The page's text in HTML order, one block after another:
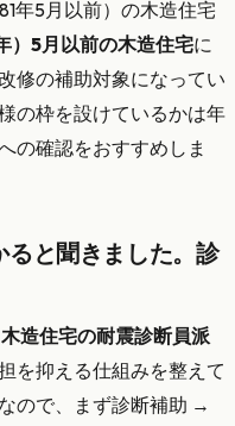
年5月以前）の木造住宅
）5月以前の木造住宅に
修の補助対象になってい
の枠を設けているかは年
の確認をおすすめしま
ると聞きました。診
木造住宅の耐震診断員派
を抑える仕組みを整えて
ので、まず診断補助 →